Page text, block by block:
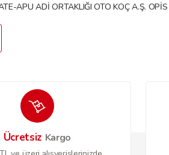
APU ADİ ORTAKLIĞI OTO KOÇ A.Ş.
Ücretsiz Kargo